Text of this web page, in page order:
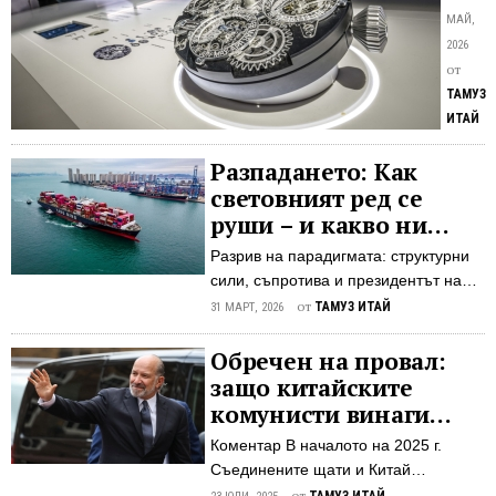
в
елитен
лукс
би
ще
спасят
МАЙ,
2026
от
ТАМУЗ
ИТАЙ
Разпадането: Как
световният ред се
руши – и какво ни
очаква след това
Разрив на парадигмата: структурни
сили, съпротива и президентът на
САЩ като катализатор на зараждащ
наблюдаваш сегашното разпадане
на „глобализацията с китайски
характеристики" означава да ставаш
свидетел на края на десетилетен
експеримент. Съзнателно или по
инстинкт, администрацията на Тръмп
31 МАРТ, 2026 от ТАМУЗ ИТАЙ
Обречен на провал:
защо китайските
комунисти винаги
нарушават договорите
си и защо този път
Коментар В началото на 2025 г.
Съединените щати и Китай